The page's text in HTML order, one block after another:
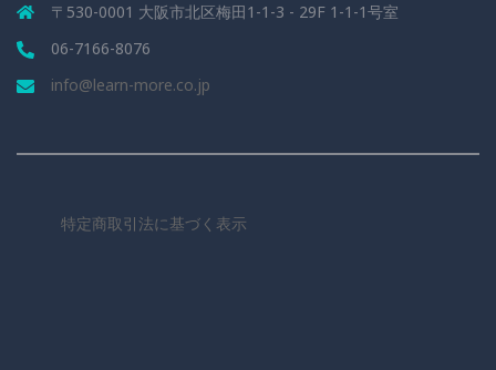
〒530-0001 大阪市北区梅田1-1-3 - 29F 1-1-1号室
06-7166-8076
info@learn-more.co.jp
特定商取引法に基づく表示